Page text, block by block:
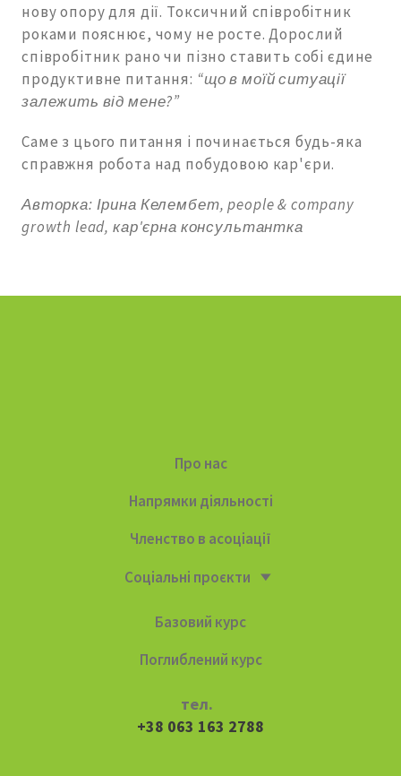
нову опору для дії. Токсичний співробітник
роками пояснює, чому не росте. Дорослий
співробітник рано чи пізно ставить собі єдине
продуктивне питання: “що в моїй ситуації
залежить від мене?”
Саме з цього питання і починається будь-яка
справжня робота над побудовою кар'єри.
Авторка: Ірина Келембет, people & company
growth lead, кар'єрна консультантка
Про нас
Напрямки діяльності
Членство в асоціації
Соціальні проєкти
Базовий курс
Поглиблений курс
тел.
+38 063 163 2788